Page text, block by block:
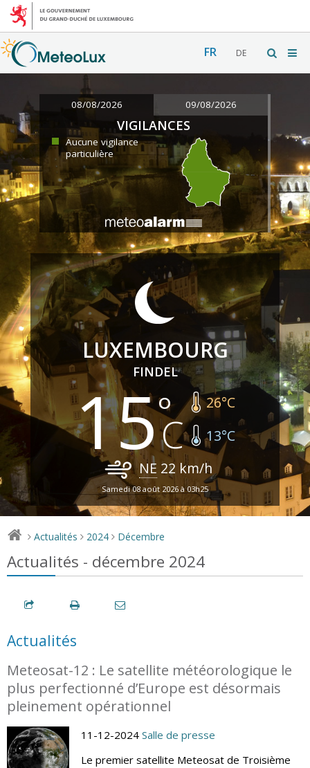
FR DE
08/08/2026 09/08/2026
VIGILANCES
Aucune vigilance
particulière
LUXEMBOURG
FINDEL
15 26°C
13°C
NE 22 km/h
Samedi 08 août 2026 à 03h25
> Actualités > 2024 > Décembre
Actualités - décembre 2024
Actualités
Meteosat-12 : Le satellite météorologique le
plus perfectionné d’Europe est désormais
pleinement opérationnel
11-12-2024 Salle de presse
Le premier satellite Meteosat de Troisième